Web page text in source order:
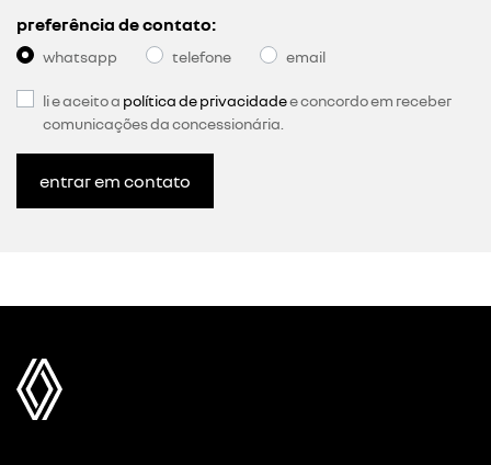
preferência de contato:
whatsapp telefone email
li e aceito a política de privacidadee concordo em receber
comunicações da concessionária.
entrar em contato